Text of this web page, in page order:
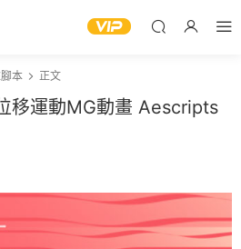
本 正文
移運動MG動畫 Aescripts